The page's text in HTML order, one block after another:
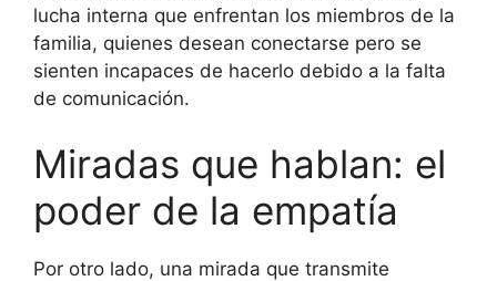
lucha interna que enfrentan los miembros de la
familia, quienes desean conectarse pero se
sienten incapaces de hacerlo debido a la falta
de comunicación.
Miradas que hablan: el
poder de la empatía
Por otro lado, una mirada que transmite